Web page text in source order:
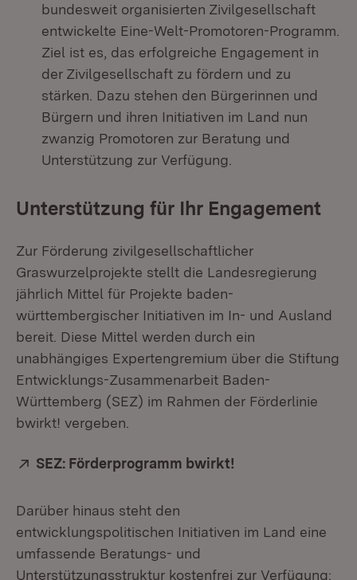
bundesweit organisierten Zivilgesellschaft
entwickelte Eine-Welt-Promotoren-Programm.
Ziel ist es, das erfolgreiche Engagement in
der Zivilgesellschaft zu fördern und zu
stärken. Dazu stehen den Bürgerinnen und
Bürgern und ihren Initiativen im Land nun
zwanzig Promotoren zur Beratung und
Unterstützung zur Verfügung.
Unterstützung für Ihr Engagement
Zur Förderung zivilgesellschaftlicher
Graswurzelprojekte stellt die Landesregierung
jährlich Mittel für Projekte baden-
württembergischer Initiativen im In- und Ausland
bereit. Diese Mittel werden durch ein
unabhängiges Expertengremium über die Stiftung
Entwicklungs-Zusammenarbeit Baden-
Württemberg (SEZ) im Rahmen der Förderlinie
bwirkt! vergeben.
Extern:
SEZ: Förderprogramm bwirkt!
Darüber hinaus steht den
entwicklungspolitischen Initiativen im Land eine
umfassende Beratungs- und
Unterstützungsstruktur kostenfrei zur Verfügung: